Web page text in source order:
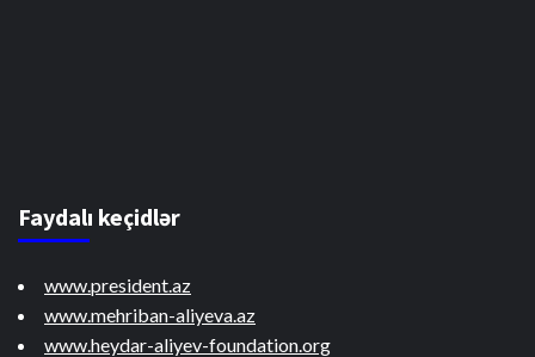
Faydalı keçidlər
www.president.az
www.mehriban-aliyeva.az
www.heydar-aliyev-foundation.org